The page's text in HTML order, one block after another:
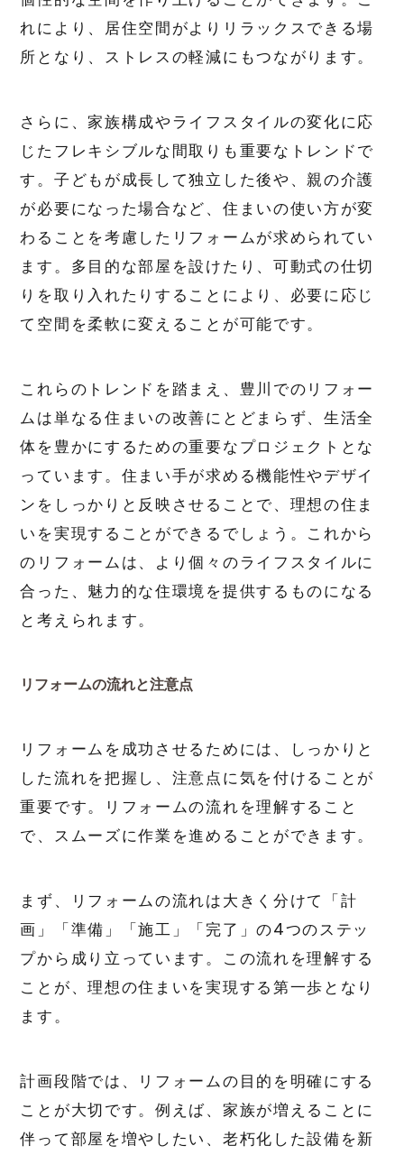
れにより、居住空間がよりリラックスできる場
所となり、ストレスの軽減にもつながります。
さらに、家族構成やライフスタイルの変化に応
じたフレキシブルな間取りも重要なトレンドで
す。子どもが成長して独立した後や、親の介護
が必要になった場合など、住まいの使い方が変
わることを考慮したリフォームが求められてい
ます。多目的な部屋を設けたり、可動式の仕切
りを取り入れたりすることにより、必要に応じ
て空間を柔軟に変えることが可能です。
これらのトレンドを踏まえ、豊川でのリフォー
ムは単なる住まいの改善にとどまらず、生活全
体を豊かにするための重要なプロジェクトとな
っています。住まい手が求める機能性やデザイ
ンをしっかりと反映させることで、理想の住ま
いを実現することができるでしょう。これから
のリフォームは、より個々のライフスタイルに
合った、魅力的な住環境を提供するものになる
と考えられます。
リフォームの流れと注意点
リフォームを成功させるためには、しっかりと
した流れを把握し、注意点に気を付けることが
重要です。リフォームの流れを理解すること
で、スムーズに作業を進めることができます。
まず、リフォームの流れは大きく分けて「計
画」「準備」「施工」「完了」の4つのステッ
プから成り立っています。この流れを理解する
ことが、理想の住まいを実現する第一歩となり
ます。
計画段階では、リフォームの目的を明確にする
ことが大切です。例えば、家族が増えることに
伴って部屋を増やしたい、老朽化した設備を新